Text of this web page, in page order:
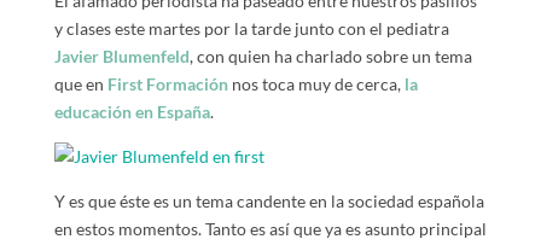
y clases este martes por la tarde junto con el pediatra
Javier Blumenfeld, con quien ha charlado sobre un tema
que en First Formaciónnos toca muy de cerca, la
educación en España.
Y es que éste es un tema candente en la sociedad española
en estos momentos. Tanto es así que ya es asunto principal